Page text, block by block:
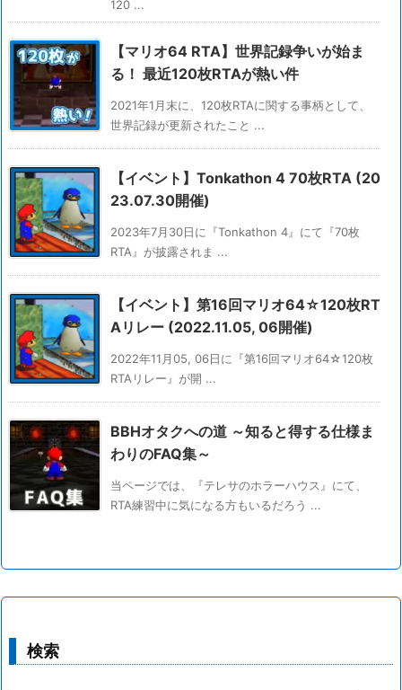
120 ...
【マリオ64 RTA】世界記録争いが始ま
る！ 最近120枚RTAが熱い件
2021年1月末に、120枚RTAに関する事柄として、
世界記録が更新されたこと ...
【イベント】Tonkathon 4 70枚RTA (20
23.07.30開催)
2023年7月30日に『Tonkathon 4』にて『70枚
RTA』が披露されま ...
【イベント】第16回マリオ64☆120枚RT
Aリレー (2022.11.05, 06開催)
2022年11月05, 06日に『第16回マリオ64☆120枚
RTAリレー』が開 ...
BBHオタクへの道 ～知ると得する仕様ま
わりのFAQ集～
当ページでは、『テレサのホラーハウス』にて、
RTA練習中に気になる方もいるだろう ...
検索